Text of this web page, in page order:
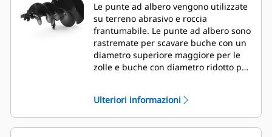
Le punte ad albero vengono utilizzate
su terreno abrasivo e roccia
frantumabile. Le punte ad albero sono
rastremate per scavare buche con un
diametro superiore maggiore per le
zolle e buche con diametro ridotto per
Ulteriori informazioni